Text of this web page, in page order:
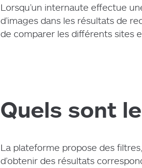
Lorsqu’un internaute effectue
d’images dans les résultats de
de comparer les différents sites
Quels sont
La plateforme propose des
d’obtenir des résultats